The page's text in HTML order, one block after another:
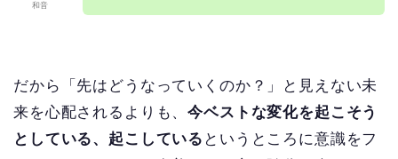
和音
だから「先はどうなっていくのか？」と見えない未
来を心配されるよりも、今ベストな変化を起こそう
としている、起こしている というところに意識をフ